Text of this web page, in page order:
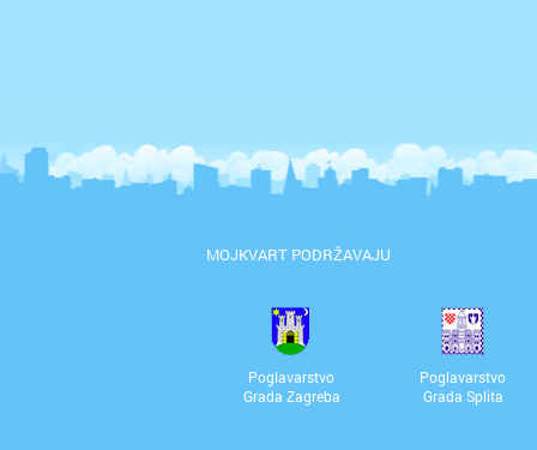
MOJKVART PODRŽAVAJU
Poglavarstvo
Grada Zagreba
Poglavarstvo
Grada Splita